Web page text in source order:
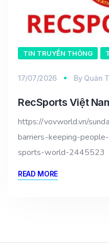
TIN TRUYỀN THÔNG
17/07/2026 By Quản
RecSports Việt
https://vovworld.vn/
barriers-keeping-
sports-world-2445523
READ MORE